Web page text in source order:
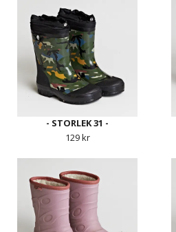
- STORLEK 31 -
129 kr